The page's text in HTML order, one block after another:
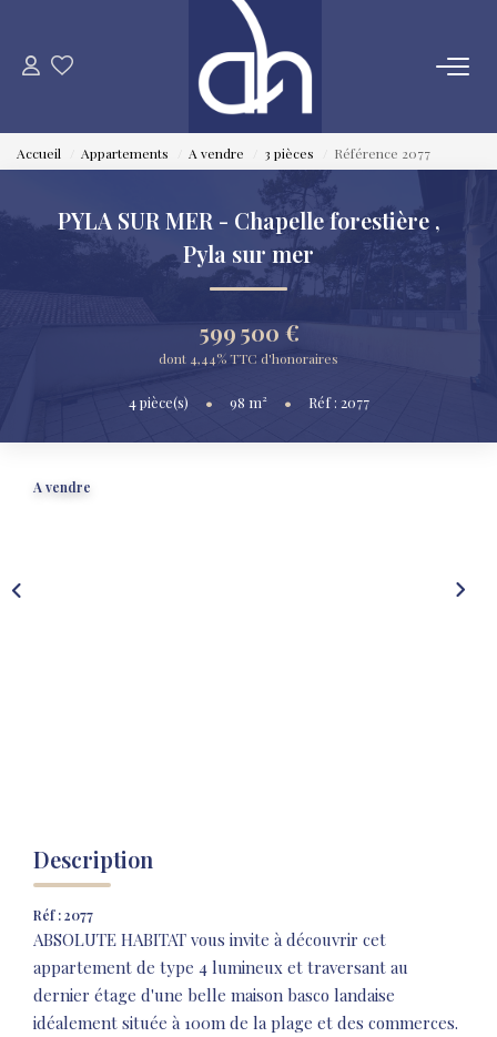
VENTE
ESTIMATION
LOCATION
QUI SOMMES NOUS
Accueil Appartements A vendre 3 pièces Référence 2077
PYLA SUR MER - Chapelle forestière ,
Pyla sur mer
599 500 €
dont 4,44% TTC d'honoraires
4pièce(s) • 98 m² • Réf : 2077
A vendre
Description
Réf : 2077
ABSOLUTE HABITAT vous invite à découvrir cet
appartement de type 4 lumineux et traversant au
dernier étage d'une belle maison basco landaise
idéalement située à 100m de la plage et des commerces.